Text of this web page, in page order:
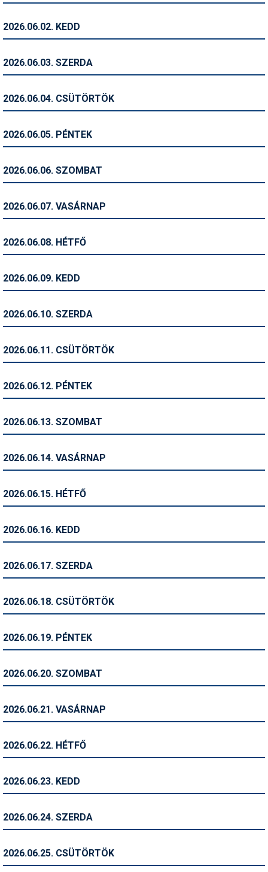
Ingatlan
Kerékpár
Magazinok
Pályázatok
Síbérletárak
Sífelszerelés
Símánia
Síszerviz
Snowboard
Szakértők
Telemark
Történelem
2026.06.02. KEDD
2026.06.03. SZERDA
2026.06.04. CSÜTÖRTÖK
2026.06.05. PÉNTEK
2026.06.06. SZOMBAT
2026.06.07. VASÁRNAP
2026.06.08. HÉTFŐ
2026.06.09. KEDD
2026.06.10. SZERDA
2026.06.11. CSÜTÖRTÖK
2026.06.12. PÉNTEK
2026.06.13. SZOMBAT
2026.06.14. VASÁRNAP
2026.06.15. HÉTFŐ
2026.06.16. KEDD
2026.06.17. SZERDA
2026.06.18. CSÜTÖRTÖK
2026.06.19. PÉNTEK
2026.06.20. SZOMBAT
2026.06.21. VASÁRNAP
2026.06.22. HÉTFŐ
2026.06.23. KEDD
2026.06.24. SZERDA
2026.06.25. CSÜTÖRTÖK